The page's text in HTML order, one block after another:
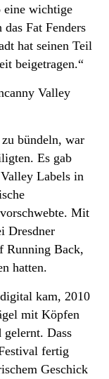
eine wichtige
Fat Fenders
hat seinen Teil
beigetragen.“
Valley
bündeln, war
Es gab
Labels in
Mit
Dresdner
Running Back,
hatten.
kam, 2010
mit Köpfen
gelernt. Dass
fertig
Geschick